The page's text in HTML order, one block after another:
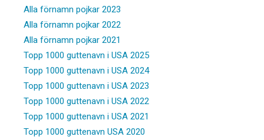
Alla förnamn pojkar 2023
Alla förnamn pojkar 2022
Alla förnamn pojkar 2021
Topp 1000 guttenavn i USA 2025
Topp 1000 guttenavn i USA 2024
Topp 1000 guttenavn i USA 2023
Topp 1000 guttenavn i USA 2022
Topp 1000 guttenavn i USA 2021
Topp 1000 guttenavn USA 2020